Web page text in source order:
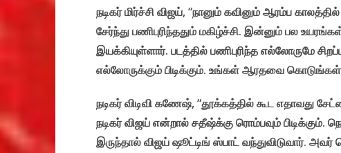
நடிகர் மிர்ச்சி விஜய், “நானும் கவினும் ஆரம்ப
சேர்ந்து பணிபுரிந்ததும் மகிழ்ச்சி. இன்னும் பல
இயக்கியுள்ளார். படத்தில் பணிபுரிந்த எல்லோருமே
எல்லோருக்கும் பிடிக்கும். உங்கள் ஆரதவை
நடிகர் விடிவி கணேஷ், “தூக்கத்தில் கூட எதாவது
நடிகர் விஜய் என்றால் சதீஷ்க்கு ரொம்பவும்
இருந்தால் விஜய் ஷூட்டிங் ஸ்பாட் வந்துவிடுவார். அவர்